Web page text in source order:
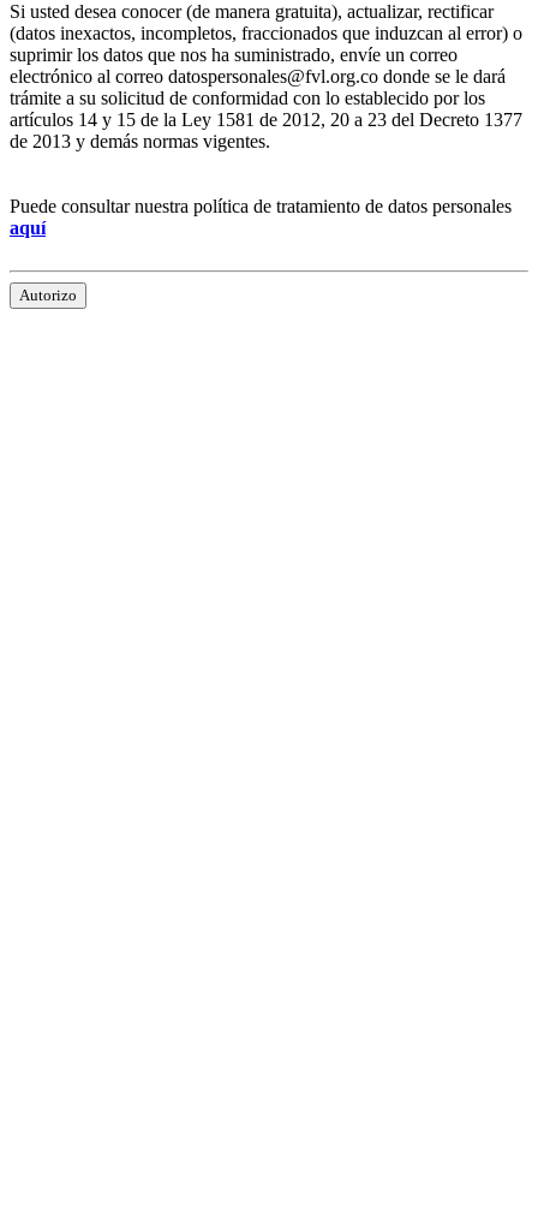
Si usted desea conocer (de manera gratuita), actualizar, rectificar
(datos inexactos, incompletos, fraccionados que induzcan al error) o
suprimir los datos que nos ha suministrado, envíe un correo
electrónico al correo datospersonales@fvl.org.co donde se le dará
trámite a su solicitud de conformidad con lo establecido por los
artículos 14 y 15 de la Ley 1581 de 2012, 20 a 23 del Decreto 1377
de 2013 y demás normas vigentes.
Puede consultar nuestra política de tratamiento de datos personales
aquí
Autorizo